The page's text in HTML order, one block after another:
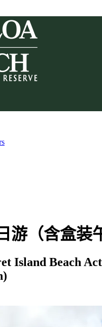
游（含盒装
Island Beach